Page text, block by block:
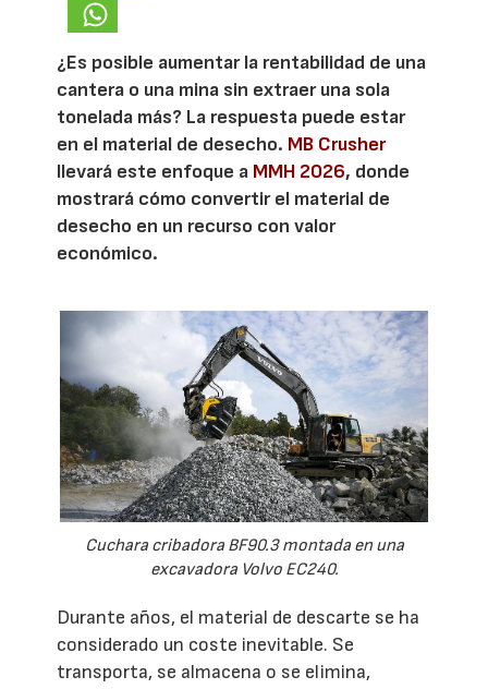
¿Es posible aumentar la rentabilidad de una
cantera o una mina sin extraer una sola
tonelada más? La respuesta puede estar
en el material de desecho. MB Crusher
llevará este enfoque a MMH 2026, donde
mostrará cómo convertir el material de
desecho en un recurso con valor
económico.
Cuchara cribadora BF90.3 montada en una
excavadora Volvo EC240.
Durante años, el material de descarte se ha
considerado un coste inevitable. Se
transporta, se almacena o se elimina,